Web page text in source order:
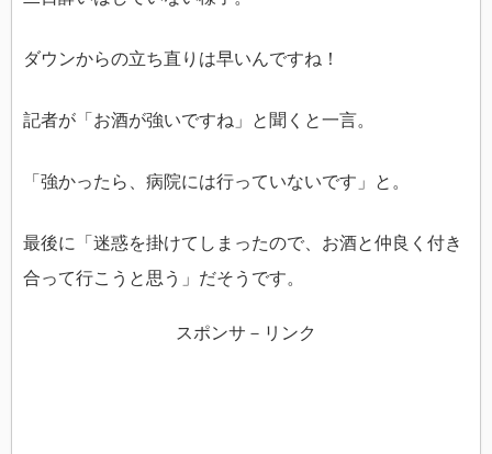
ダウンからの立ち直りは早いんですね！
記者が「お酒が強いですね」と聞くと一言。
「強かったら、病院には行っていないです」と。
最後に「迷惑を掛けてしまったので、お酒と仲良く付き
合って行こうと思う」だそうです。
スポンサ－リンク